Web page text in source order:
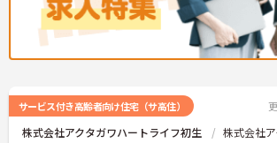
サービス付き高齢者向け住宅（サ高住）
株式会社アクタガワハートライフ初生 株式会社